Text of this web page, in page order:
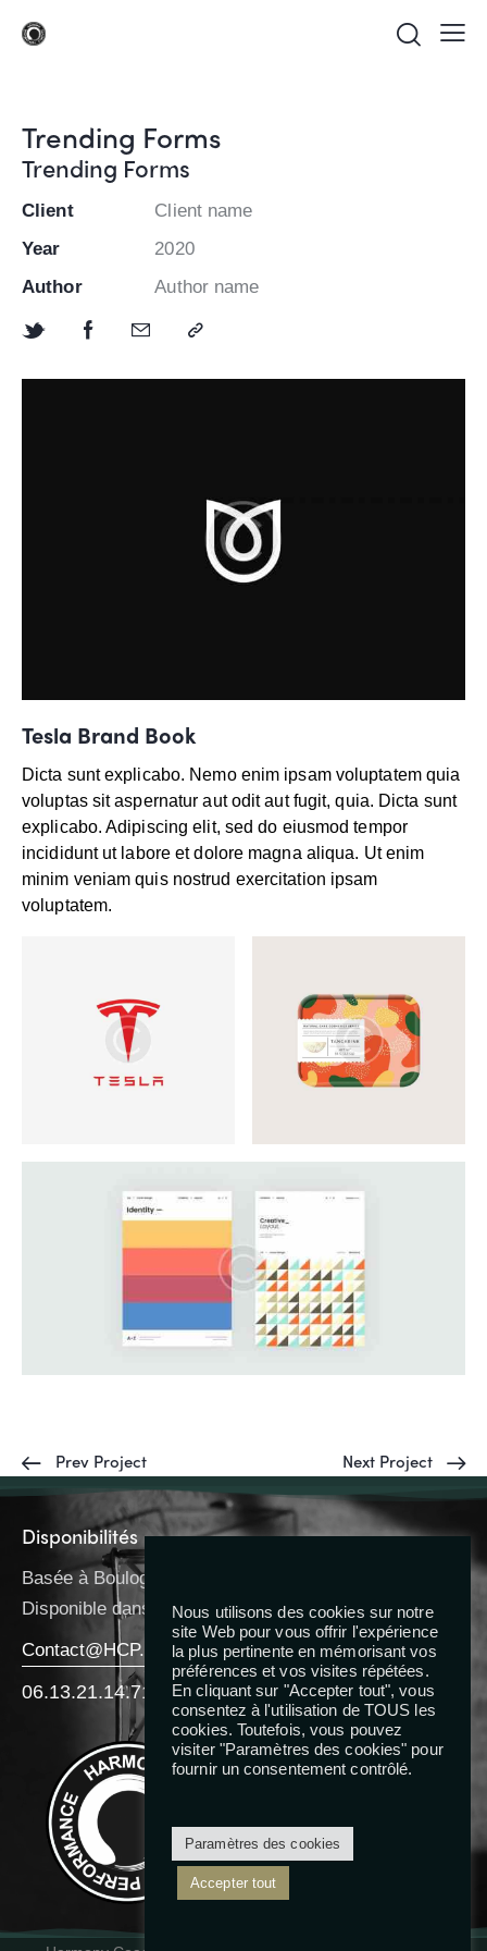
Trending Forms
Trending Forms
Tesla Brand Book
Dicta sunt explicabo. Nemo enim ipsam voluptatem quia
voluptas sit aspernatur aut odit aut fugit, quia. Dicta sunt
explicabo. Adipiscing elit, sed do eiusmod tempor
incididunt ut labore et dolore magna aliqua. Ut enim
minim veniam quis nostrud exercitation ipsam
voluptatem.
Client
Client name
Year
2020
Author
Author name
Prev Project Next Project
Disponibilités
Basée à Boulogne-Billancourt
Disponible dans toute l’IDF
Contact@HCP.Coach
06.13.21.14.71
Reseaux
Nous utilisons des cookies sur notre
site Web pour vous offrir l'expérience
la plus pertinente en mémorisant vos
préférences et vos visites répétées.
En cliquant sur "Accepter tout", vous
consentez à l'utilisation de TOUS les
cookies. Toutefois, vous pouvez
visiter "Paramètres des cookies" pour
fournir un consentement contrôlé.
Paramètres des cookies
Accepter tout